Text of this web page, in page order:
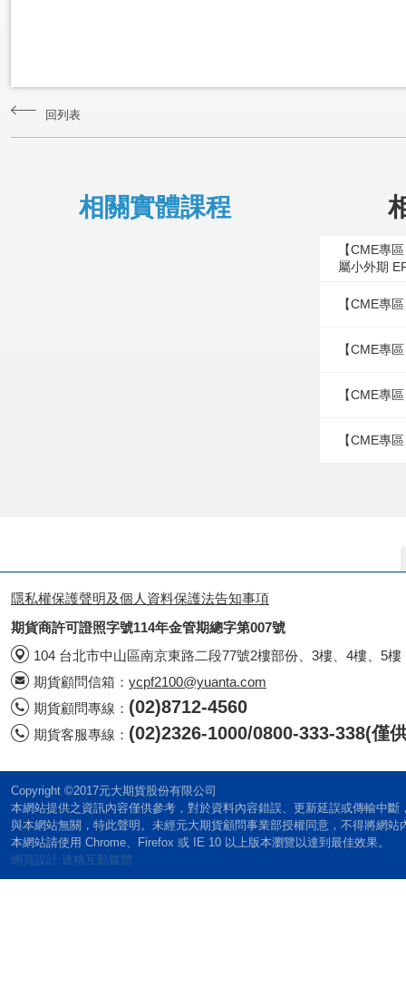
回列表
相關實體課程
【CME專
屬小外期
【CME專
【CME專
【CME專
【CME專
隱私權保護聲明及個人資料保護法告知事項
期貨商許可證照字號114年金管期總字第007號
104 台北市中山區南京東路二段77號2樓部份、3樓、4樓、5樓
期貨顧問信箱： ycpf2100@yuanta.com
期貨顧問專線： (02)8712-4560
期貨客服專線： (02)2326-1000/0800-333-338(僅
Copyright ©2017元大期貨股份有限公司
本網站提供之資訊內容僅供參考，對於資料內容錯誤、更新延誤或傳輸中
與本網站無關，特此聲明。未經元大期貨顧問事業部授權同意，不得將網站
本網站請使用 Chrome、Firefox 或 IE 10 以上版本瀏覽以達到最佳效果。
網頁設計:達格互動媒體